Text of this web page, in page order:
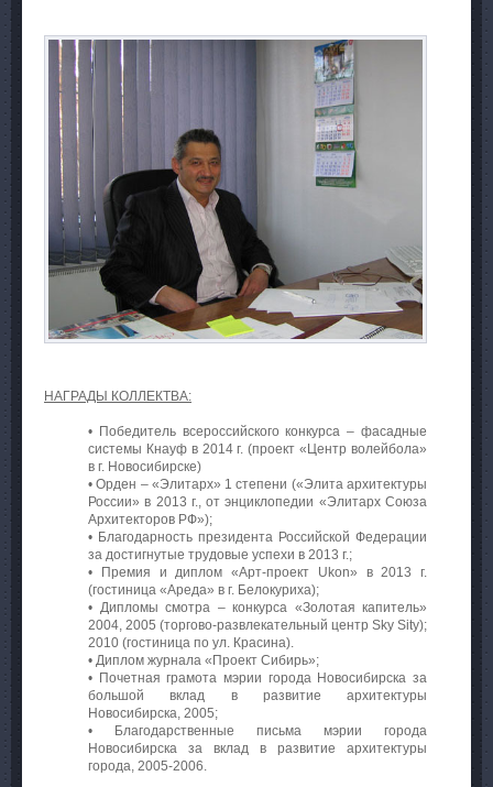
НАГРАДЫ КОЛЛЕКТВА:
• Победитель всероссийского конкурса – фасадные
системы Кнауф в 2014 г. (проект «Центр волейбола»
в г. Новосибирске)
• Орден – «Элитарх» 1 степени («Элита архитектуры
России» в 2013 г., от энциклопедии «Элитарх Союза
Архитекторов РФ»);
• Благодарность президента Российской Федерации
за достигнутые трудовые успехи в 2013 г.;
• Премия и диплом «Арт-проект Ukon» в 2013 г.
(гостиница «Ареда» в г. Белокуриха);
• Дипломы смотра – конкурса «Золотая капитель»
2004, 2005 (торгово-развлекательный центр Sky Sity);
2010 (гостиница по ул. Красина).
• Диплом журнала «Проект Сибирь»;
• Почетная грамота мэрии города Новосибирска за
большой вклад в развитие архитектуры
Новосибирска, 2005;
• Благодарственные письма мэрии города
Новосибирска за вклад в развитие архитектуры
города, 2005-2006.